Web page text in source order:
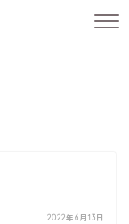
2022年6月13日